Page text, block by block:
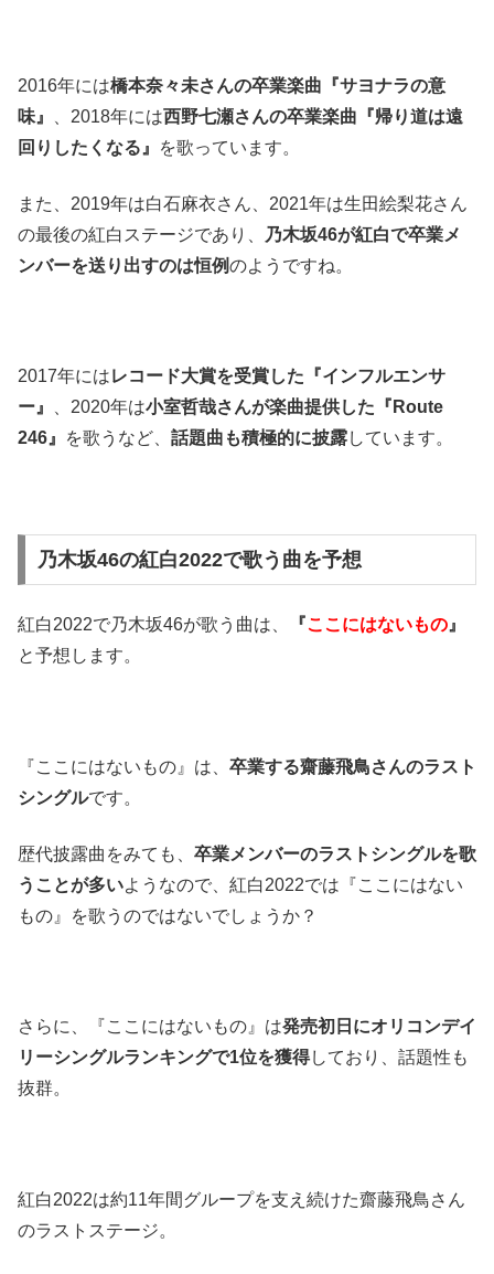
2016年には橋本奈々未さんの卒業楽曲『サヨナラの意
味』
、2018年には西野七瀬さんの卒業楽曲『帰り道は遠
回りしたくなる』
を歌っています。
また、2019年は白石麻衣さん、2021年は生田絵梨花さん
の最後の紅白ステージであり、
乃木坂46が紅白で卒業メ
ンバーを送り出すのは恒例のようですね。
2017年にはレコード大賞を受賞した『インフルエンサ
ー』
、2020年は小室哲哉さんが楽曲提供した『Route
246』
を歌うなど、 話題曲も積極的に披露しています。
乃木坂46の紅白2022で歌う曲を予想
紅白2022で乃木坂46が歌う曲は、 『ここにはないもの 』
と予想します。
『ここにはないもの』は、 卒業する齋藤飛鳥さんのラスト
シングルです。
歴代披露曲をみても、 卒業メンバーのラストシングルを歌
うことが多いようなので、紅白2022では『ここにはない
もの』を歌うのではないでしょうか？
さらに、『ここにはないもの』は発売初日にオリコンデイ
リーシングルランキングで1位を獲得しており、話題性も
抜群。
紅白2022は約11年間グループを支え続けた齋藤飛鳥さん
のラストステージ。